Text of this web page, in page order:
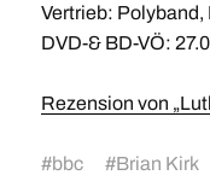
Vertrieb: Polyband,
DVD-& BD-VÖ:
Rezension von
#bbc #Brian Kirk